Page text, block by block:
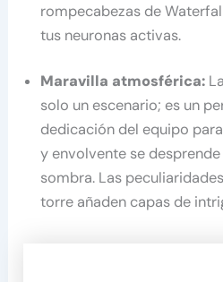
rompecabezas de
tus neuronas activas.
Maravilla atmosférica:
solo un escenario; es un
dedicación del equipo
y envolvente se
sombra. Las
torre añaden capas de